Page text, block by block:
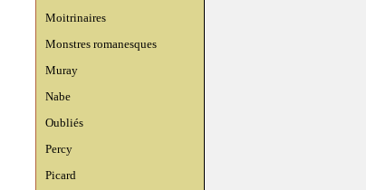
Moitrinaires
Monstres romanesques
Muray
Nabe
Oubliés
Percy
Picard